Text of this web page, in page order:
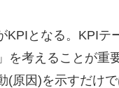
となる。KPIテ
を考えることが重
(原因)を示すだけ